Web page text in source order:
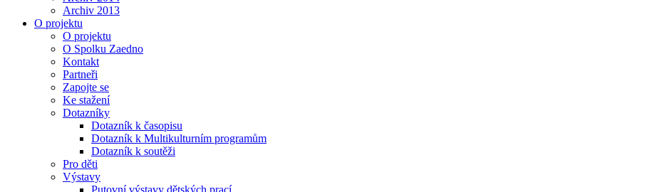
Archiv 2013
O projektu
O projektu
O Spolku Zaedno
Kontakt
Partneři
Zapojte se
Ke stažení
Dotazníky
Dotazník k časopisu
Dotazník k Multikulturním programům
Dotazník k soutěži
Pro děti
Výstavy